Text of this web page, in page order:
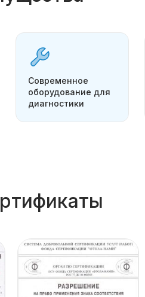
Современное
оборудование для
диагностики